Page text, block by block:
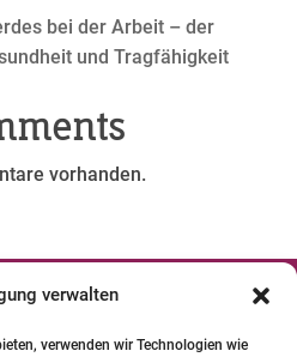
verwalten
verwenden wir Technologien wie
bei der Arbeit – der
und Tragfähigkeit
vorhanden.
